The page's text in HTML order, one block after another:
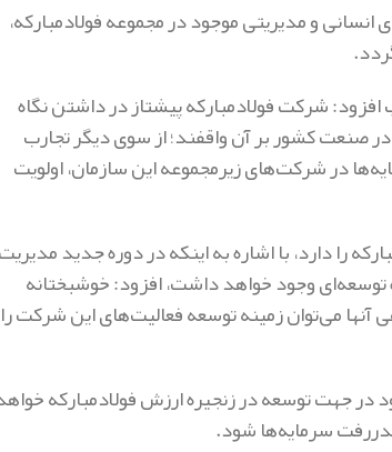
و مدیریتی موجود در مجموعه فولادمبارکه،
شرکت فولادمبارکه پیشتاز در داشتن نگاه
صنعت کشور بر آن واقفند؛ از سوی دیگر تجارب
در شرکت‌های زیرمجموعه این سازمان، اولویت
را دارد، با اشاره به اینکه در دوره جدید
توسعه‌ای وجود خواهد داشت، افزود: خوشبختانه
می‌توان زمینه توسعه فعالیت‌های این شرکت را
در جهت توسعه در زنجیره ارزش فولادمبارکه
سرمایه‌ها شود.